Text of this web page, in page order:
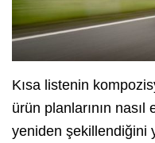
Kısa listenin
ürün planlarının
yeniden şekillendiğini